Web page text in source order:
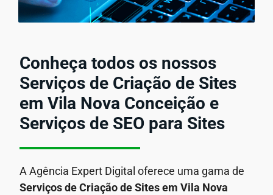
Conheça todos os nossos
Serviços de Criação de Sites
em Vila Nova Conceição e
Serviços de SEO para Sites
A Agência Expert Digital oferece uma gama de
Serviços de Criação de Sites em Vila Nova